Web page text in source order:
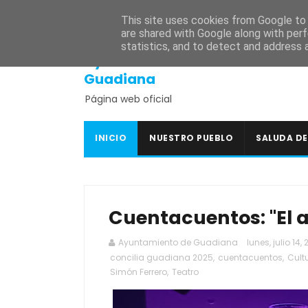
SEDE ELECTRÓNICA PORTAL DE
Guadiana
Página web oficial
INICIO NUESTRO PUEBLO SALUDA
Cuentacuentos: "El
Ayuntamiento de Guadiana lunes, julio 14,
concilia guadiana 2025, cuentacuentos,
Simón Ferrero, Teatro
This site uses cookies from Google
are shared with Google along with
statistics, and to detect and address